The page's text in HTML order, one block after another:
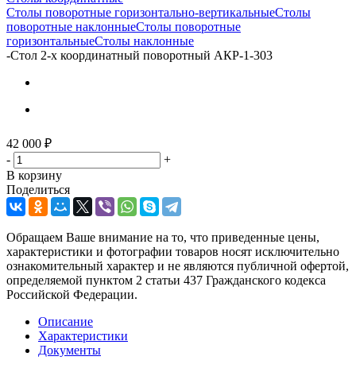
Столы поворотные горизонтально-вертикальныеСтолы
поворотные наклонныеСтолы поворотные
горизонтальныеСтолы наклонные
-Стол 2-х координатный поворотный АКР-1-303
42 000 ₽
-
+
В корзину
Поделиться
Обращаем Ваше внимание на то, что приведенные цены,
характеристики и фотографии товаров носят исключительно
ознакомительный характер и не являются публичной офертой,
определяемой пунктом 2 статьи 437 Гражданского кодекса
Российской Федерации.
Описание
Характеристики
Документы